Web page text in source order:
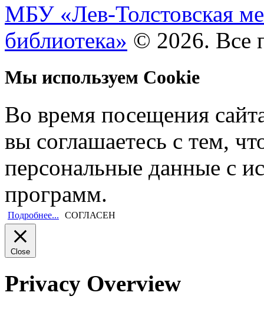
МБУ «Лев-Толстовская
библиотека» © 2026. Все
Мы используем Cookie
Во время посещения
вы соглашаетесь с тем,
персональные данные с
программ.
Подробнее... СОГЛАСЕН
Close
Privacy Overview